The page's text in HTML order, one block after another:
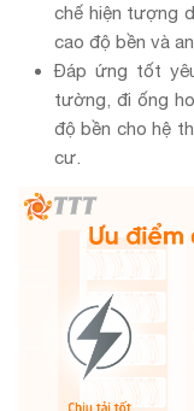
chế hiện tượng
cao độ bền và
Đáp ứng tốt
tường, đi ống
độ bền cho hệ
cư.